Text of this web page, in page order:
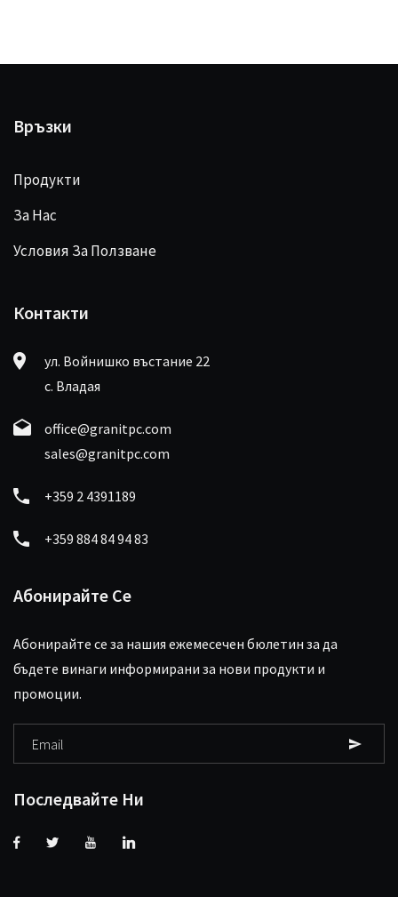
Връзки
Продукти
За Нас
Условия За Ползване
Контакти
ул. Войнишко въстание 22
с. Владая
office@granitpc.com
sales@granitpc.com
+359 2 4391189
+359 884 84 94 83
Абонирайте Се
Абонирайте се за нашия ежемесечен бюлетин за да
бъдете винаги информирани за нови продукти и
промоции.
Последвайте Ни